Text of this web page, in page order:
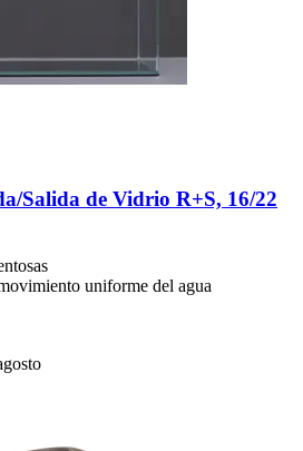
Salida de Vidrio R+S, 16/22
uniforme del agua